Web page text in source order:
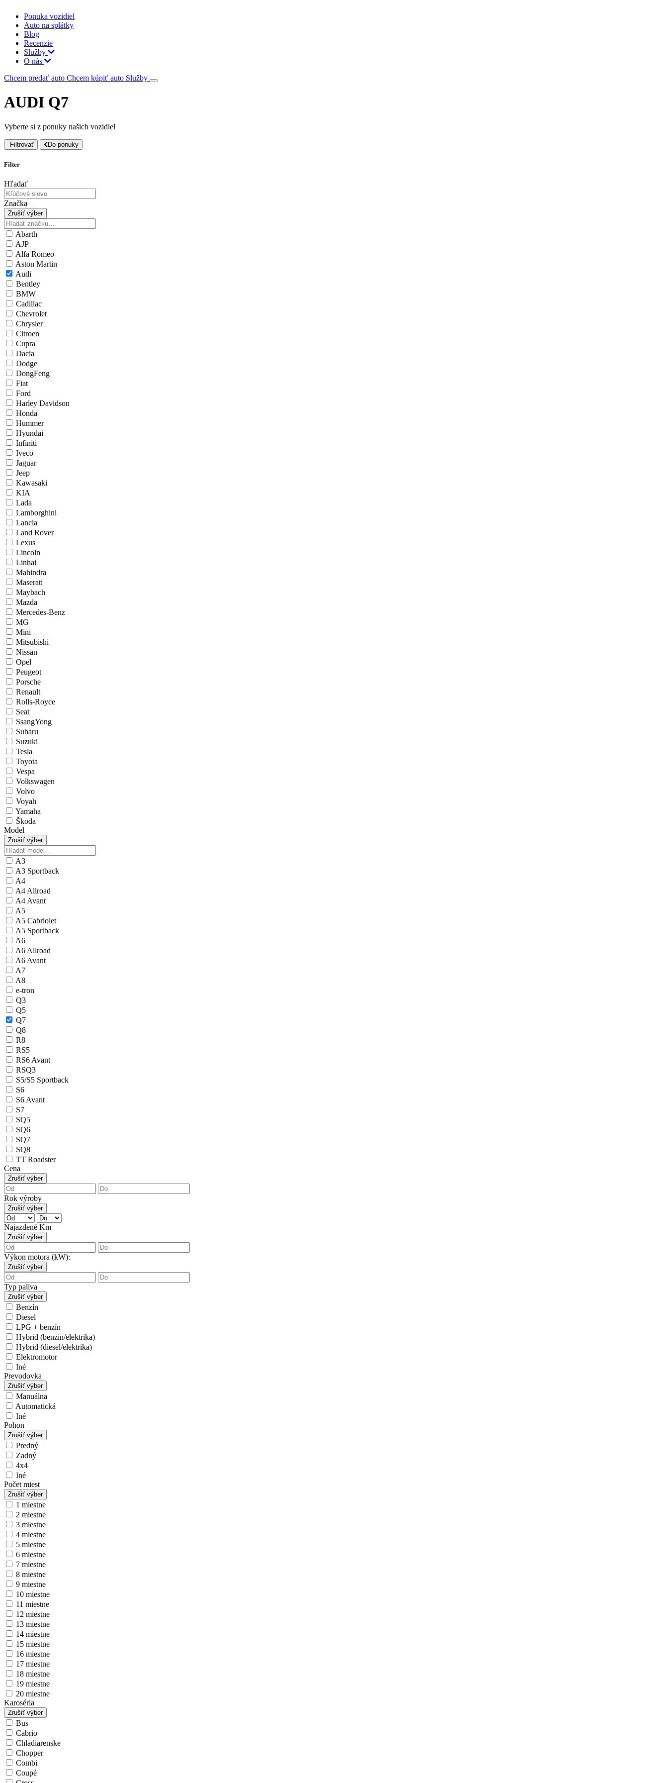
Ponuka vozidiel
Auto na splátky
Blog
Recenzie
Služby
O nás
Chcem predať auto Chcem kúpiť auto Služby
AUDI Q7
Vyberte si z ponuky našich vozidiel
Filtrovať Do ponuky
Filter
Hľadať
Značka
Zrušiť výber
Abarth
AJP
Alfa Romeo
Aston Martin
Audi
Bentley
BMW
Cadillac
Chevrolet
Chrysler
Citroen
Cupra
Dacia
Dodge
DongFeng
Fiat
Ford
Harley Davidson
Honda
Hummer
Hyundai
Infiniti
Iveco
Jaguar
Jeep
Kawasaki
KIA
Lada
Lamborghini
Lancia
Land Rover
Lexus
Lincoln
Linhai
Mahindra
Maserati
Maybach
Mazda
Mercedes-Benz
MG
Mini
Mitsubishi
Nissan
Opel
Peugeot
Porsche
Renault
Rolls-Royce
Seat
SsangYong
Subaru
Suzuki
Tesla
Toyota
Vespa
Volkswagen
Volvo
Voyah
Yamaha
Škoda
Model
Zrušiť výber
A3
A3 Sportback
A4
A4 Allroad
A4 Avant
A5
A5 Cabriolet
A5 Sportback
A6
A6 Allroad
A6 Avant
A7
A8
e-tron
Q3
Q5
Q7
Q8
R8
RS5
RS6 Avant
RSQ3
S5/S5 Sportback
S6
S6 Avant
S7
SQ5
SQ6
SQ7
SQ8
TT Roadster
Cena
Zrušiť výber
Rok výroby
Zrušiť výber
Najazdené Km
Zrušiť výber
Výkon motora (kW):
Zrušiť výber
Typ paliva
Zrušiť výber
Benzín
Diesel
LPG + benzín
Hybrid (benzín/elektrika)
Hybrid (diesel/elektrika)
Elektromotor
Iné
Prevodovka
Zrušiť výber
Manuálna
Automatická
Iné
Pohon
Zrušiť výber
Predný
Zadný
4x4
Iné
Počet miest
Zrušiť výber
1 miestne
2 miestne
3 miestne
4 miestne
5 miestne
6 miestne
7 miestne
8 miestne
9 miestne
10 miestne
11 miestne
12 miestne
13 miestne
14 miestne
15 miestne
16 miestne
17 miestne
18 miestne
19 miestne
20 miestne
Karoséria
Zrušiť výber
Bus
Cabrio
Chladiarenske
Chopper
Combi
Coupé